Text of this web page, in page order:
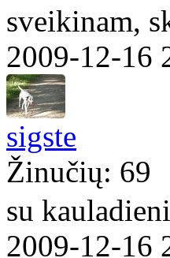
sveikinam,
2009-12-16
sigste
Žinučių: 69
su
2009-12-16